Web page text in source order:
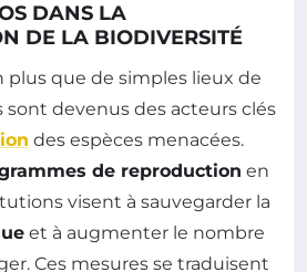
DANS LA
DE LA BIODIVERSITÉ
plus que de simples lieux de
devenus des acteurs clés
des espèces menacées.
de reproduction en
visent à sauvegarder la
et à augmenter le nombre
Ces mesures se traduisent